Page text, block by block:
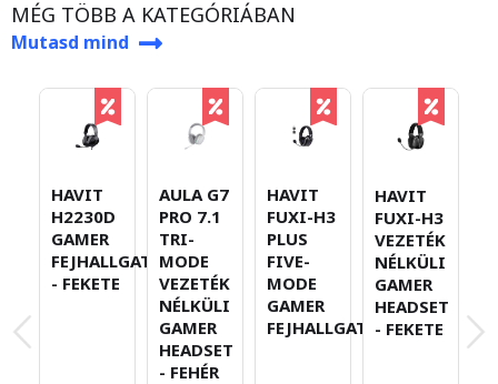
MÉG TÖBB A KATEGÓRIÁBAN
Mutasd mind
HAVIT
H2230D
GAMER
FEJHALLGATÓ
- FEKETE
AULA G7
PRO 7.1
TRI-
MODE
VEZETÉK
NÉLKÜLI
GAMER
HEADSET
- FEHÉR
HAVIT
FUXI-H3
PLUS
FIVE-
MODE
GAMER
FEJHALLGATÓ
HAVIT
FUXI-H3
VEZETÉK
NÉLKÜLI
GAMER
HEADSET
- FEKETE